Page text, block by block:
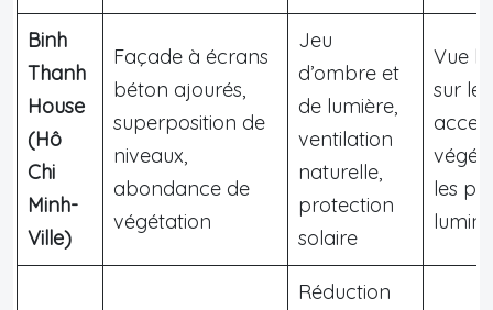
Binh
Thanh
House
(Hô
Chi
Minh-
Ville)
Façade à écrans
béton ajourés,
superposition de
niveaux,
abondance de
végétation
Jeu
d’ombre et
de lumière,
ventilation
naturelle,
protection
solaire
Vue
sur
les
Réduction